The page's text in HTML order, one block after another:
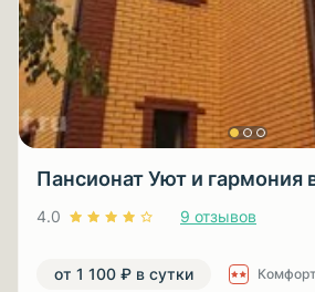
Пансионат Уют и гармония
4.0 9 отзывов
от 1 100 ₽ в сутки Комфорт